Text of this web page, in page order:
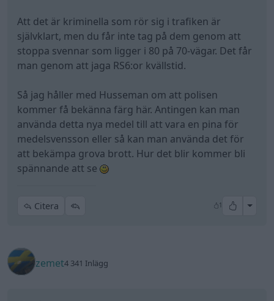
Att det är kriminella som rör sig i trafiken är
självklart, men du får inte tag på dem genom att
stoppa svennar som ligger i 80 på 70-vägar. Det får
man genom att jaga RS6:or kvällstid.
Så jag håller med Husseman om att polisen
kommer få bekänna färg här. Antingen kan man
använda detta nya medel till att vara en pina för
medelsvensson eller så kan man använda det för
att bekämpa grova brott. Hur det blir kommer bli
spännande att se
Citera 1 All
zemet4 341 Inlägg